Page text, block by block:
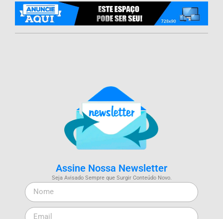
Assine Nossa Newsletter
Seja Avisado Sempre que Surgir Conteúdo Novo.